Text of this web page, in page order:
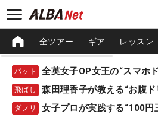
全ツアー ギア レッスン
パット 全英女子OP女王の“スマホ
飛ばし 森田理香子が教える“お腹ド
ダフリ 女子プロが実践する“100円